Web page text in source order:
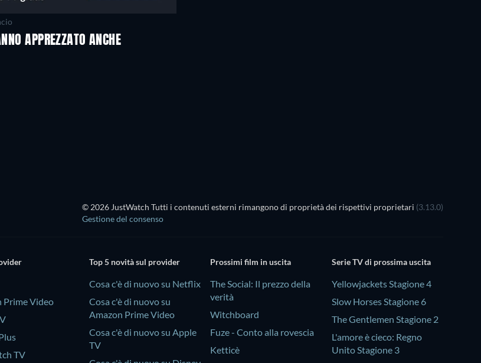
APPREZZATO ANCHE
© 2026 JustWatch Tutti i contenuti esterni rimangono di proprietà dei rispettivi proprietari (3.13.0)
Gestione del consenso
Prime Video
TV
Top 5 novità sul provider
Cosa c'è di nuovo su Netflix
Cosa c'è di nuovo su
Amazon Prime Video
Cosa c'è di nuovo su Apple
TV
Prossimi film in uscita
The Social: Il prezzo della
verità
Witchboard
Fuze - Conto alla rovescia
Ketticè
Serie TV di prossima uscita
Yellowjackets Stagione 4
Slow Horses Stagione 6
The Gentlemen Stagione 2
L'amore è cieco: Regno
Unito Stagione 3